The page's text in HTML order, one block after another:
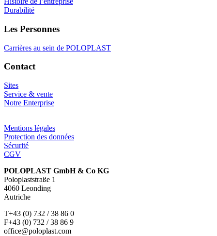
Durabilité
Les Personnes
Carrières au sein de POLOPLAST
Contact
Sites
Service & vente
Notre Enterprise
Mentions légales
Protection des données
Sécurité
CGV
POLOPLAST GmbH & Co KG
Poloplaststraße 1
4060 Leonding
Autriche
T+43 (0) 732 / 38 86 0
F+43 (0) 732 / 38 86 9
office@poloplast.com